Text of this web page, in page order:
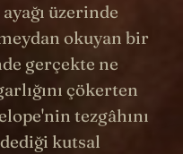
üzerinde
okuyan bir
gerçekte ne
çökerten
tezgâhını
kutsal